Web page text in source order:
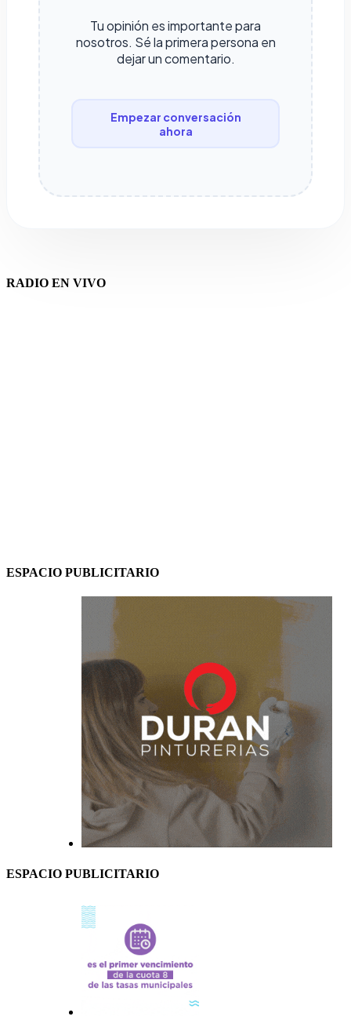
Tu opinión es importante para
nosotros. Sé la primera persona en
dejar un comentario.
Empezar conversación
ahora
RADIO EN VIVO
ESPACIO PUBLICITARIO
ESPACIO PUBLICITARIO